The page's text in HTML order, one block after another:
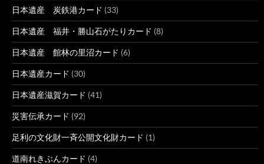
日本遺産 炭鉄港カード (33)
日本遺産 福井・勝山石がたりカード (8)
日本遺産 館林の里沼カード (6)
日本遺産カード (30)
日本遺産滋賀カード (41)
災害伝承カード (92)
足利の文化財一斉公開文化財カード (1)
道南れきぶんカード (4)